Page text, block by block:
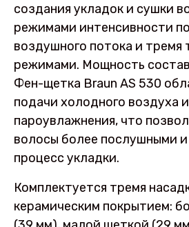
создания укладок и сушки
режимами интенсивности
воздушного потока и тремя
режимами. Мощность
Фен-щетка Braun AS 530
подачи холодного воздуха и
пароувлажнения, что
волосы более послушными и
процесс укладки.
Комплектуется тремя
керамическим покрытием: